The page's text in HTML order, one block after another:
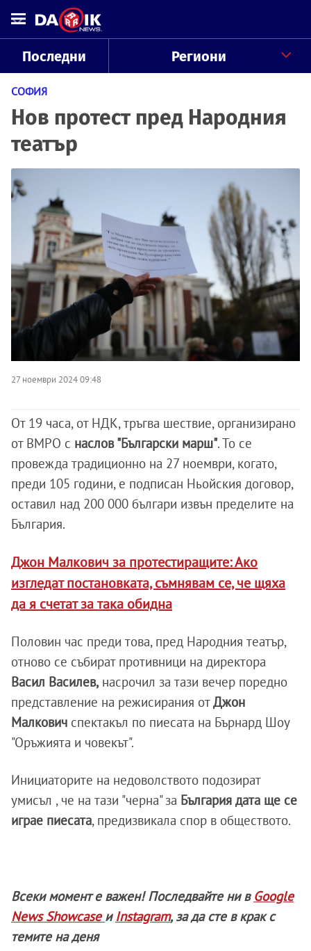
Последни Региони
СОФИЯ
Нов протест пред Народния
театър
27 ноември 2024 09:48
От 19 часа, от НДК, тръгва шествие, организирано
от ВМРО с наслов "Български марш". То се
провежда традиционно на 27 ноември, когато,
преди 105 години, е подписан Ньойския договор,
оставил над 200 000 българи извън пределите на
България.
Джон Малкович за протестиращите: Ако
изгледат постановката, съмнявам се, че щяха
да я счетат за така обидна
Половин час преди това, пред Народния театър,
отново се събират противници на директора
Васил Василев, насрочил за тази вечер поредно
представление на режисирания отДжон
Малкович спектакъл по пиесата на Бърнард Шоу
"Оръжията и човекът".
Инициаторите на недоволството подозират
умисъл , че на тази "черна" за България дата ще се
играе пиесата, предизвикала спор в обществото.
Всеки момент е важен! Последвайте ни в Google
News Showcaseи Instagram, за да сте в крак с
темите на деня